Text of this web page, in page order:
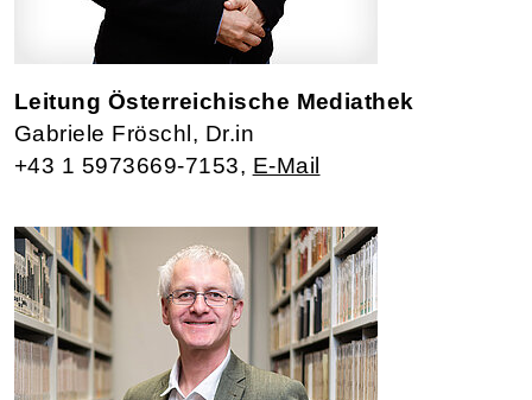
Leitung Österreichische Mediathek
Gabriele Fröschl, Dr.in
+43 1 5973669-7153, E-Mail